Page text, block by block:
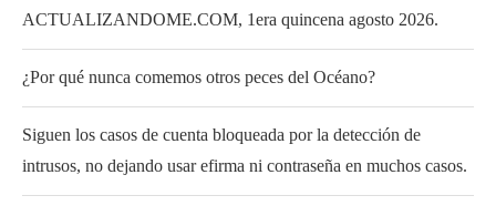
ACTUALIZANDOME.COM, 1era quincena agosto 2026.
¿Por qué nunca comemos otros peces del Océano?
Siguen los casos de cuenta bloqueada por la detección de
intrusos, no dejando usar efirma ni contraseña en muchos casos.